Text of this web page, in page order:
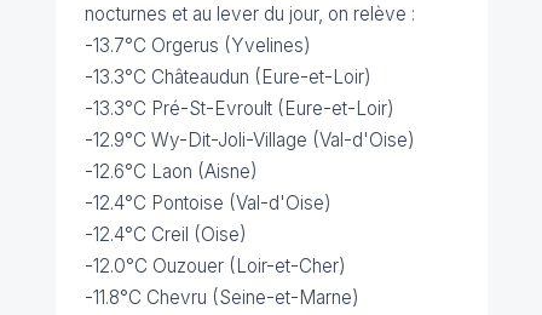
nocturnes et au lever du jour, on relève :
-13.7°C Orgerus (Yvelines)
-13.3°C Châteaudun (Eure-et-Loir)
-13.3°C Pré-St-Evroult (Eure-et-Loir)
-12.9°C Wy-Dit-Joli-Village (Val-d'Oise)
-12.6°C Laon (Aisne)
-12.4°C Pontoise (Val-d'Oise)
-12.4°C Creil (Oise)
-12.0°C Ouzouer (Loir-et-Cher)
-11.8°C Chevru (Seine-et-Marne)